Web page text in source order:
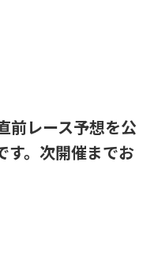
前レース予想を公
す。次開催までお